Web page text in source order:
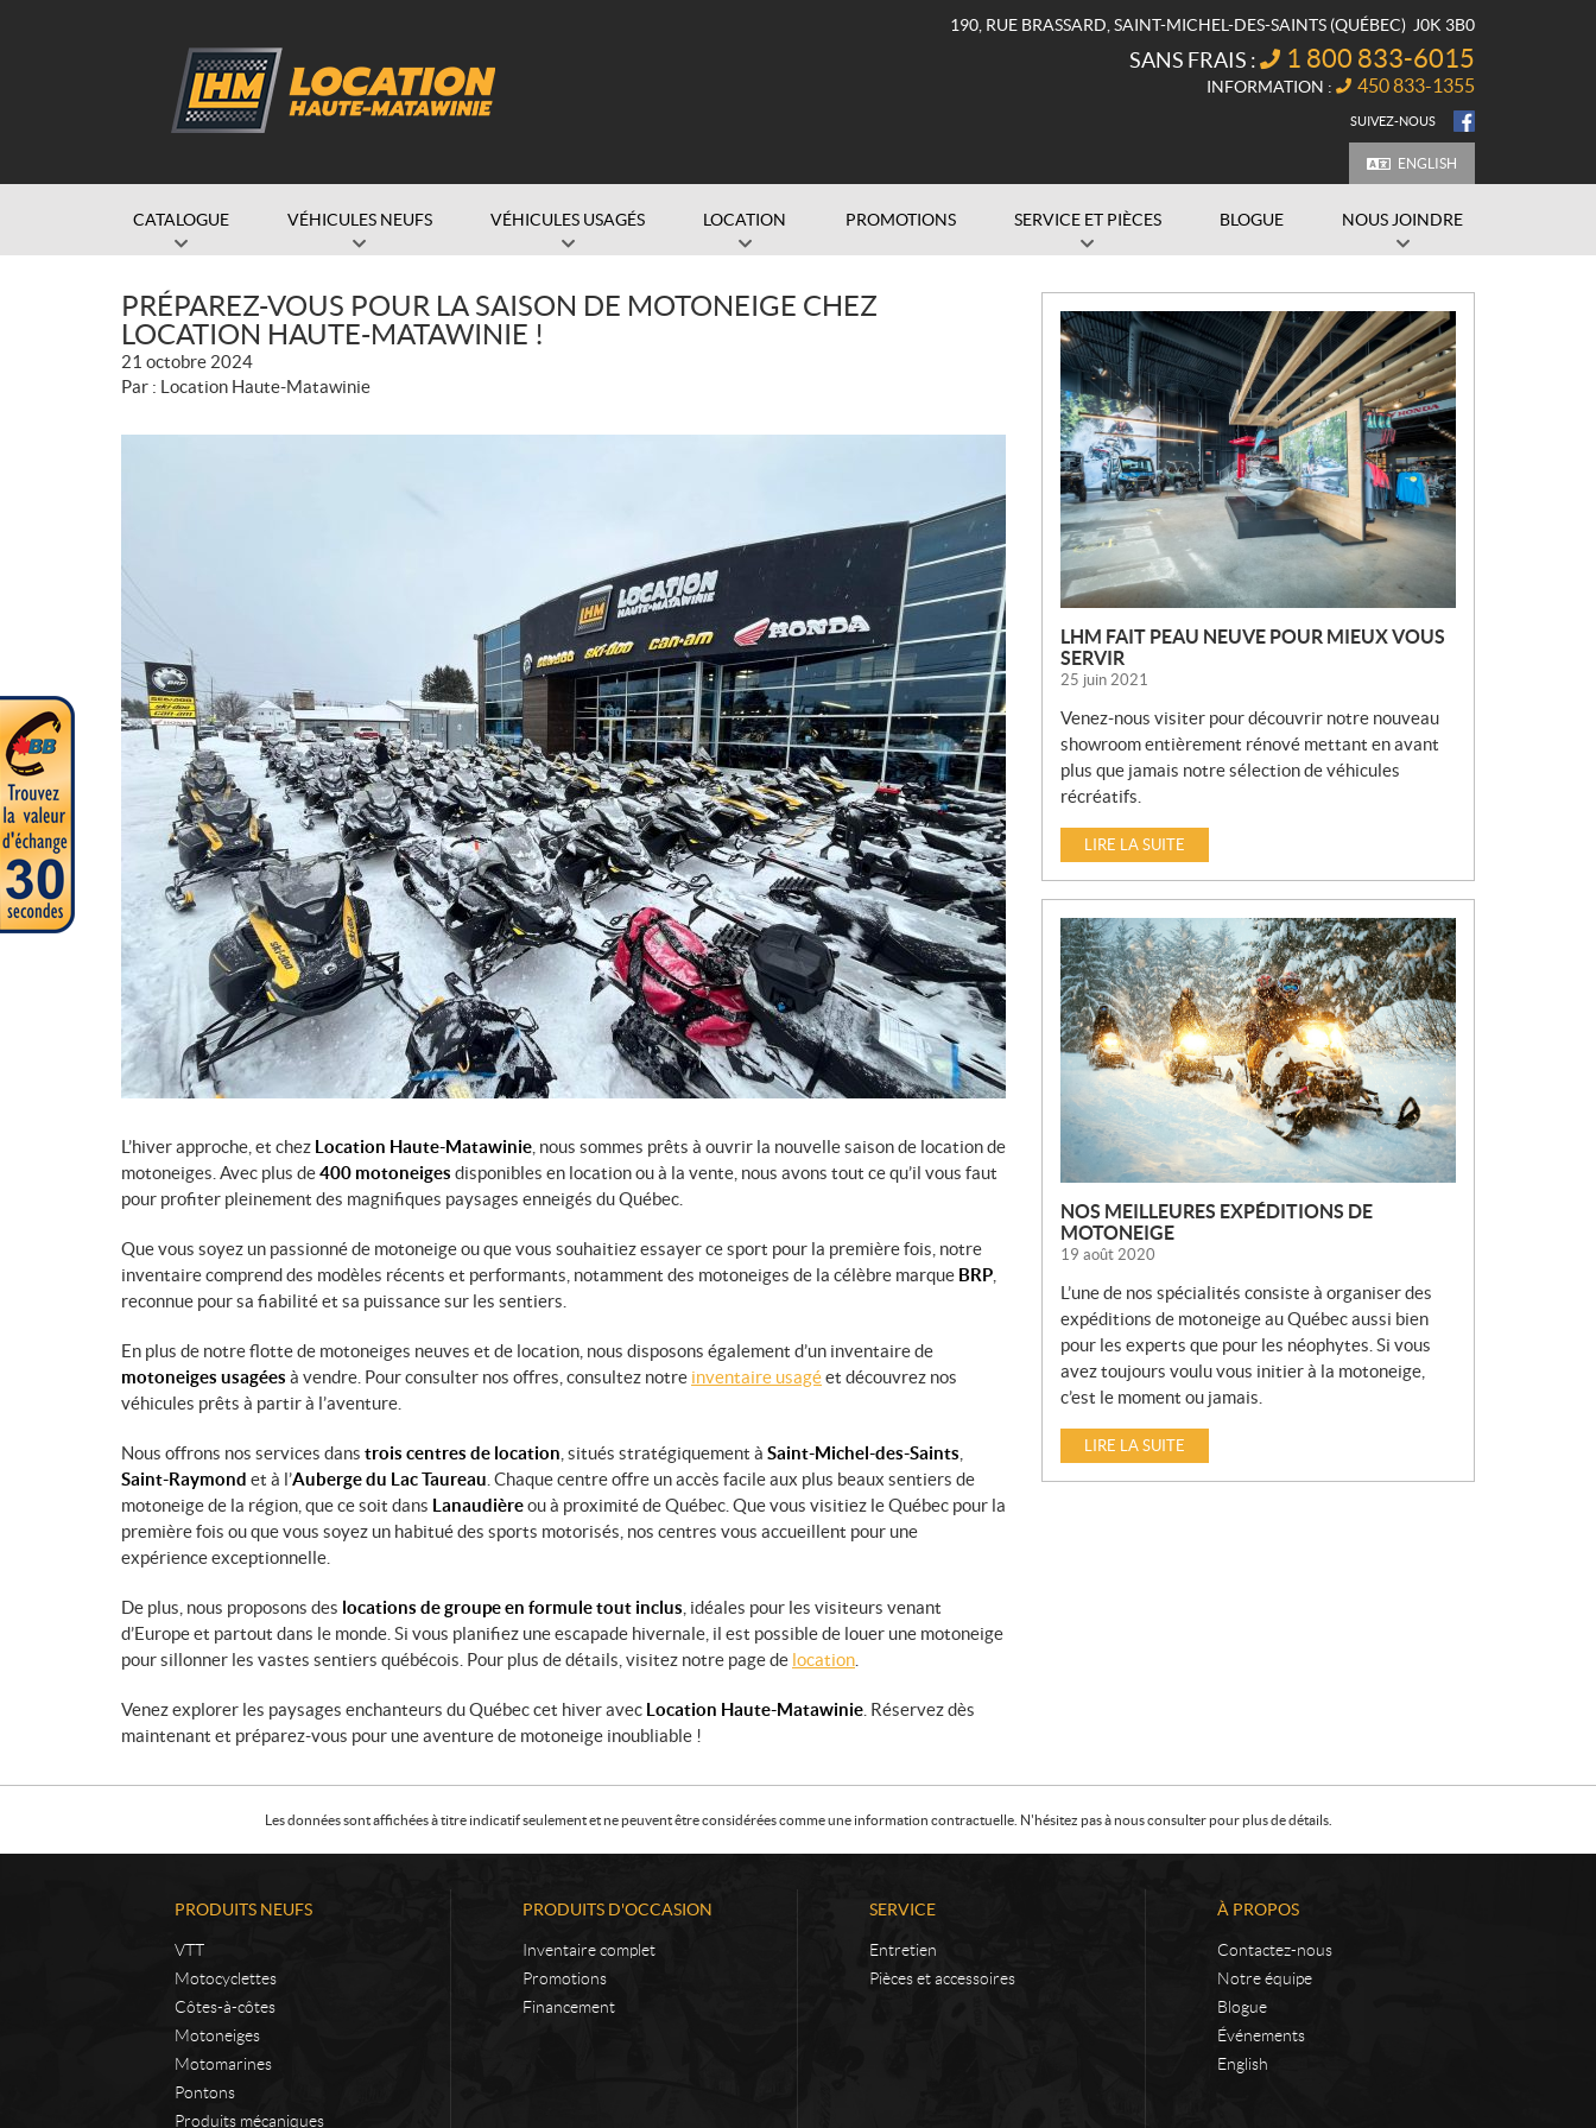
190, RUE BRASSARD SAINT-MICHEL-DES-SAINTS (QUÉBEC) J0K 3B0
SANS FRAIS : 1 800 833-6015
INFORMATION : 450 833-1355
SUIVEZ-NOUS
ENGLISH
CATALOGUE VÉHICULES NEUFS VÉHICULES USAGÉS LOCATION PROMOTIONS SERVICE ET PIÈCES BLOGUE NOUS JOINDRE
PRÉPAREZ-VOUS POUR LA SAISON DE MOTONEIGE CHEZ
LOCATION HAUTE-MATAWINIE !
21 octobre 2024
Par : Location Haute-Matawinie
L’hiver approche, et chez Location Haute-Matawinie , nous sommes prêts à ouvrir la nouvelle saison de location de
motoneiges. Avec plus de400 motoneiges disponibles en location ou à la vente, nous avons tout ce qu’il vous faut
pour profiter pleinement des magnifiques paysages enneigés du Québec.
Que vous soyez un passionné de motoneige ou que vous souhaitiez essayer ce sport pour la première fois, notre
inventaire comprend des modèles récents et performants, notamment des motoneiges de la célèbre marque BRP
reconnue pour sa fiabilité et sa puissance sur les sentiers.
En plus de notre flotte de motoneiges neuves et de location, nous disposons également d’un inventaire de
motoneiges usagées à vendre. Pour consulter nos offres, consultez notre inventaire usagéet découvrez nos
véhicules prêts à partir à l’aventure.
Nous offrons nos services dans trois centres de location , situés stratégiquement à Saint-Michel-des-Saints
Saint-Raymond et à l’Auberge du Lac Taureau . Chaque centre offre un accès facile aux plus beaux sentiers de
motoneige de la région, que ce soit dans Lanaudièreou à proximité de Québec. Que vous visitiez le Québec pour la
première fois ou que vous soyez un habitué des sports motorisés, nos centres vous accueillent pour une
expérience exceptionnelle.
De plus, nous proposons des locations de groupe en formule tout inclus , idéales pour les visiteurs venant
d’Europe et partout dans le monde. Si vous planifiez une escapade hivernale, il est possible de louer une motoneige
pour sillonner les vastes sentiers québécois. Pour plus de détails, visitez notre page de location
Venez explorer les paysages enchanteurs du Québec cet hiver avec Location Haute-Matawinie . Réservez dès
maintenant et préparez-vous pour une aventure de motoneige inoubliable !
N
LHM FAIT PEAU NEUVE POUR MIEUX VOUS
SERVIR
25 juin 2021
Venez-nous visiter pour découvrir notre nouveau
showroom entièrement rénové mettant en avant
plus que jamais notre sélection de véhicules
récréatifs.
LIRE LA SUITE
NOS MEILLEURES EXPÉDITIONS DE
MOTONEIGE
19 août 2020
L’une de nos spécialités consiste à organiser des
expéditions de motoneige au Québec aussi bien
pour les experts que pour les néophytes. Si vous
avez toujours voulu vous initier à la motoneige,
c’est le moment ou jamais.
LIRE LA SUITE
Les données sont affichées à titre indicatif seulement et ne peuvent être considérées comme une information contractuelle. N'hésitez pas à nous consulter pour plus de détails.
PRODUITS NEUFS
VTT
Motocyclettes
Côtes-à-côtes
Motoneiges
Motomarines
Pontons
Produits mécaniques
PRODUITS D'OCCASION
Inventaire complet
Promotions
Financement
SERVICE
Entretien
Pièces et accessoires
À PROPOS
Contactez-nous
Notre équipe
Blogue
Événements
English